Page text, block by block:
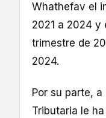
Whathefav el
2021 a 2024 y
trimestre de
2024.
Por su parte,
Tributaria le